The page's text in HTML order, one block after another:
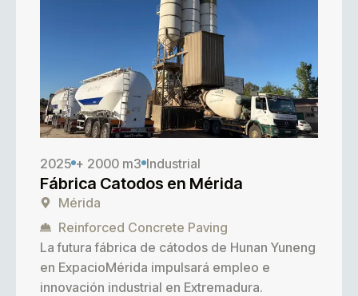
2025 + 2000 m3 Industrial
Fábrica Catodos en Mérida
Mérida
Reinforced Concrete Paving
La futura fábrica de cátodos de Hunan Yuneng
en ExpacioMérida impulsará empleo e
innovación industrial en Extremadura.